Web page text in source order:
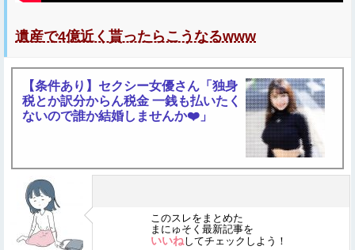
遺産で4億近く貰ったらこうなるwww
【条件あり】セクシー女優さん「独身
税とか訳分からん税金 一銭も払いたく
ないので誰か結婚しませんか❤️」
このスレをまとめた
まにゅそく最新記事を
いいねしてチェックしよう！